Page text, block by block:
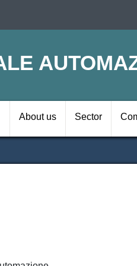
About us Sector